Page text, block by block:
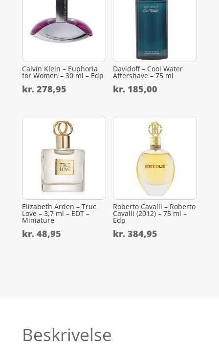
Calvin Klein – Euphoria
for Women – 30 ml – Edp
kr.278,95
Davidoff – Cool Water
Aftershave – 75 ml
kr. 185,00
Elizabeth Arden – True
Love – 3,7 ml – EDT –
Miniature
kr.48,95
Roberto Cavalli – Roberto
Cavalli (2012) – 75 ml –
Edp
kr. 384,95
Beskrivelse